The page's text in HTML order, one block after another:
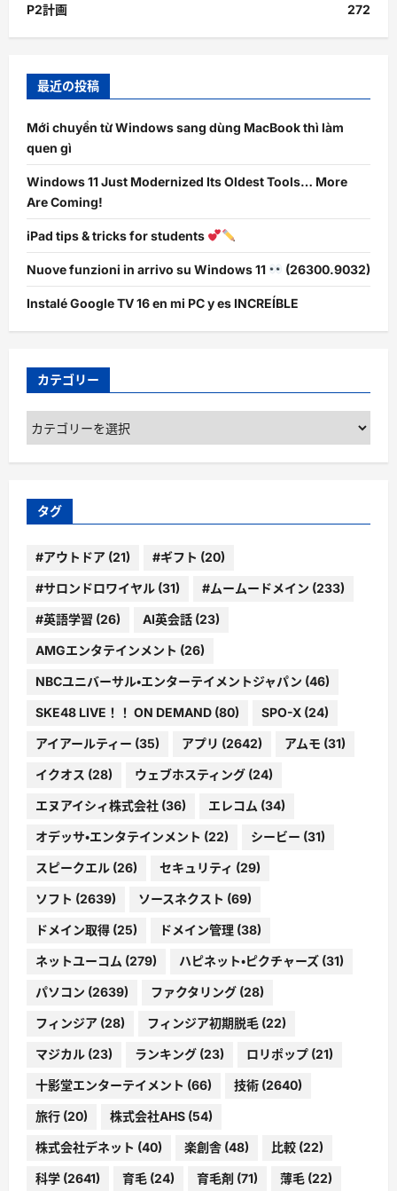
P2計画 272
最近の投稿
Mới chuyển từ Windows sang dùng MacBook thì làm
quen gì
Windows 11 Just Modernized Its Oldest Tools… More
Are Coming!
iPad tips & tricks for students
Nuove funzioni in arrivo su Windows 11 (26300.9032)
Instalé Google TV 16 en mi PC y es INCREÍBLE
カテゴリー
カ
テ
ゴ
ー
タグ
#アウトドア (21) #ギフト (20)
#サロンドロワイヤル (31) #ムームードメイン (233)
#英語学習 (26) AI英会話 (23)
AMGエンタテインメント (26)
NBCユニバーサル・エンターテイメントジャパン (46)
SKE48 LIVE！！ ON DEMAND (80) SPO-X (24)
アイアールティー (35) アプリ (2642) アムモ (31)
イクオス (28) ウェブホスティング (24)
エヌアイシィ株式会社 (36) エレコム (34)
オデッサ・エンタテインメント (22) シービー (31)
スピークエル (26) セキュリティ (29)
ソフト (2639) ソースネクスト (69)
ドメイン取得 (25) ドメイン管理 (38)
ネットユーコム (279) ハピネット・ピクチャーズ (31)
パソコン (2639) ファクタリング (28)
フィンジア (28) フィンジア初期脱毛 (22)
マジカル (23) ランキング (23) ロリポップ (21)
十影堂エンターテイメント (66) 技術 (2640)
旅行 (20) 株式会社AHS (54)
株式会社デネット (40) 楽創舎 (48) 比較 (22)
科学 (2641) 育毛 (24) 育毛剤 (71) 薄毛 (22)